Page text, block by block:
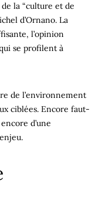
la “culture et de
d’Ornano. La
l’opinion
se profilent à
de l’environnement
ciblées. Encore faut-
d’une